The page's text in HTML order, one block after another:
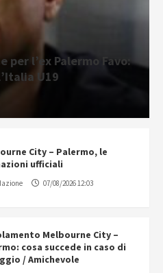
per l’ex Palermo Favo:
U19
City – Palermo, le
ufficiali
07/08/2026 12:03
Melbourne City –
cosa succede in caso di
/ Amichevole